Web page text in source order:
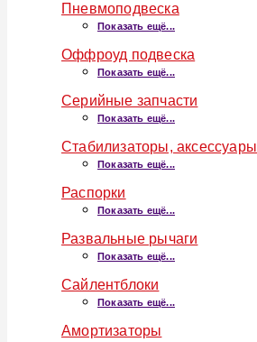
Пневмоподвеска
Показать ещё...
Оффроуд подвеска
Показать ещё...
Серийные запчасти
Показать ещё...
Стабилизаторы, аксессуары
Показать ещё...
Распорки
Показать ещё...
Развальные рычаги
Показать ещё...
Сайлентблоки
Показать ещё...
Амортизаторы